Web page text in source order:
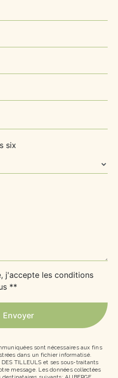
six
j'accepte les conditions
**
Envoyer
sont nécessaires aux fins
dans un fichier informatisé.
TILLEULS et ses sous-traitants
message. Les données collectées